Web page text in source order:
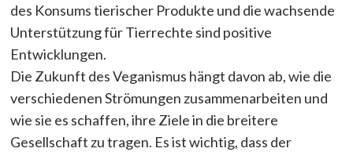
des Konsums tierischer Produkte und die wachsende
Unterstützung für Tierrechte sind positive
Entwicklungen.
Die Zukunft des Veganismus hängt davon ab, wie die
verschiedenen Strömungen zusammenarbeiten und
wie sie es schaffen, ihre Ziele in die breitere
Gesellschaft zu tragen. Es ist wichtig, dass der